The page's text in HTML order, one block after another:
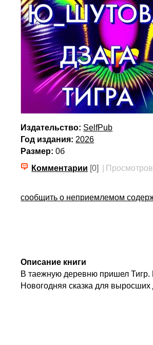
Издательство: SelfPub
Год издания: 2026
Размер: 0б
Комментарии [0]
сообщить о неприемлемом
Описание книги
В таежную деревню пришел Тигр.
Новогодняя сказка для